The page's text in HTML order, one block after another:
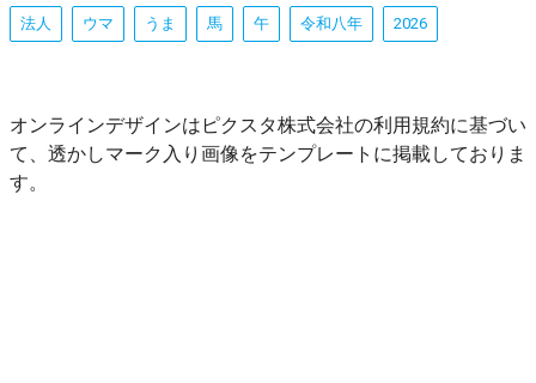
法人 ウマ うま 馬 午 令和八年 2026
オンラインデザインはピクスタ株式会社の利用規約に基づい
て、透かしマーク入り画像をテンプレートに掲載しておりま
す。